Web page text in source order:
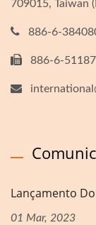
709015, Taiwan
886-6-
886-6-
Lançamento
01 Mar, 2023